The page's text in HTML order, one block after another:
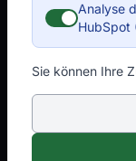
Analyse
HubSpot
Sie können Ihre